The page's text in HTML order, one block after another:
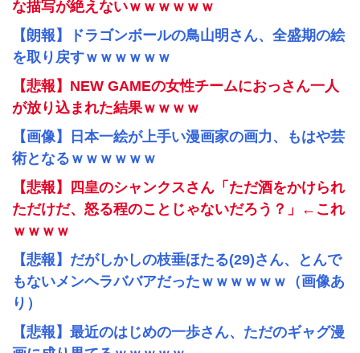
な描写が絶えないｗｗｗｗｗｗ
【朗報】ドラゴンボールの鳥山明さん、全盛期の絵
を取り戻すｗｗｗｗｗｗ
【悲報】NEW GAMEの女性チームにおっさん一人
が放り込まれた結果ｗｗｗｗ
【画像】日本一絵が上手い漫画家の画力、もはや芸
術となるｗｗｗｗｗｗ
【悲報】四皇のシャンクスさん「ただ酒をかけられ
ただけだ、怒る程のことじゃないだろう？」←これ
ｗｗｗｗ
【悲報】だがしかしの枝垂ほたる(29)さん、とんで
もないメンヘラババアだったｗｗｗｗｗｗ（画像あ
り）
【悲報】最近のはじめの一歩さん、ただのギャグ漫